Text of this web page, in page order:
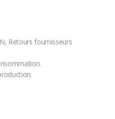
Retours fournisseurs